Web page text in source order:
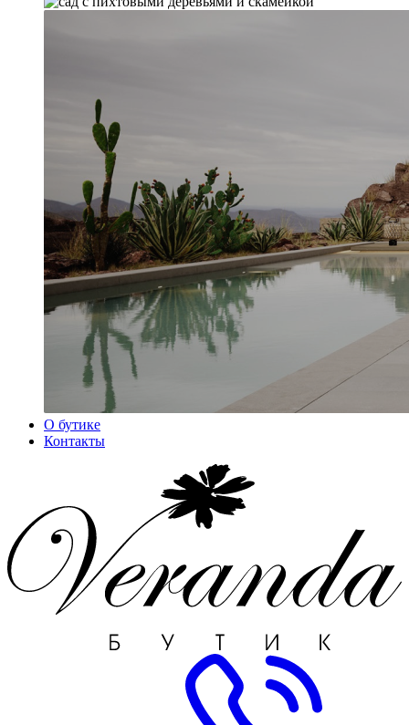
О бутике
Контакты